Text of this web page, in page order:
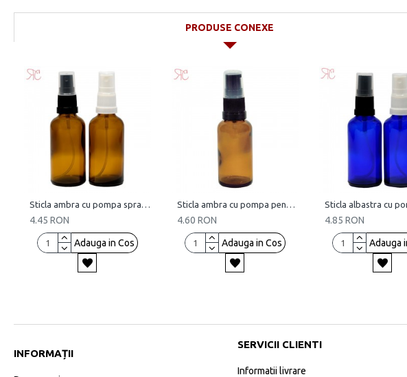
PRODUSE CONEXE
Sticla ambra cu pompa spray, 50 ml
4.45 RON
Adauga in Cos
Sticla ambra cu pompa pentru lotiuni lejere, 50 ml
4.60 RON
Adauga in Cos
4.85 RON
Adauga
INFORMAȚII
SERVICII CLIENTI
Informatii livrare